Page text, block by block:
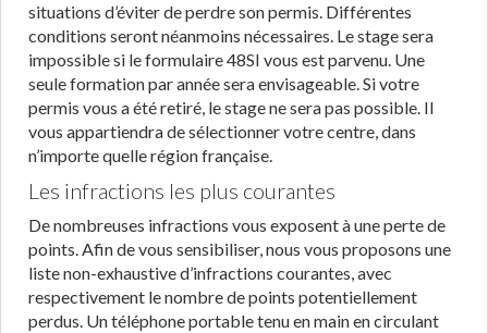
situations d’éviter de perdre son permis. Différentes
conditions seront néanmoins nécessaires. Le stage sera
impossible si le formulaire 48SI vous est parvenu. Une
seule formation par année sera envisageable. Si votre
permis vous a été retiré, le stage ne sera pas possible. Il
vous appartiendra de sélectionner votre centre, dans
n’importe quelle région française.
Les infractions les plus courantes
De nombreuses infractions vous exposent à une perte de
points. Afin de vous sensibiliser, nous vous proposons une
liste non-exhaustive d’infractions courantes, avec
respectivement le nombre de points potentiellement
perdus. Un téléphone portable tenu en main en circulant